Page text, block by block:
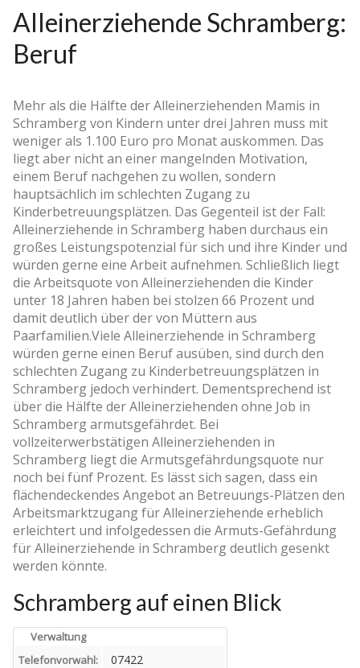
Alleinerziehende Schramberg:
Beruf
Mehr als die Hälfte der Alleinerziehenden Mamis in
Schramberg von Kindern unter drei Jahren muss mit
weniger als 1.100 Euro pro Monat auskommen. Das
liegt aber nicht an einer mangelnden Motivation,
einem Beruf nachgehen zu wollen, sondern
hauptsächlich im schlechten Zugang zu
Kinderbetreuungsplätzen. Das Gegenteil ist der Fall:
Alleinerziehende in Schramberg haben durchaus ein
großes Leistungspotenzial für sich und ihre Kinder und
würden gerne eine Arbeit aufnehmen. Schließlich liegt
die Arbeitsquote von Alleinerziehenden die Kinder
unter 18 Jahren haben bei stolzen 66 Prozent und
damit deutlich über der von Müttern aus
Paarfamilien.Viele Alleinerziehende in Schramberg
würden gerne einen Beruf ausüben, sind durch den
schlechten Zugang zu Kinderbetreuungsplätzen in
Schramberg jedoch verhindert. Dementsprechend ist
über die Hälfte der Alleinerziehenden ohne Job in
Schramberg armutsgefährdet. Bei
vollzeiterwerbstätigen Alleinerziehenden in
Schramberg liegt die Armutsgefährdungsquote nur
noch bei fünf Prozent. Es lässt sich sagen, dass ein
flächendeckendes Angebot an Betreuungs-Plätzen den
Arbeitsmarktzugang für Alleinerziehende erheblich
erleichtert und infolgedessen die Armuts-Gefährdung
für Alleinerziehende in Schramberg deutlich gesenkt
werden könnte.
Schramberg auf einen Blick
Verwaltung
Telefonvorwahl:
07422